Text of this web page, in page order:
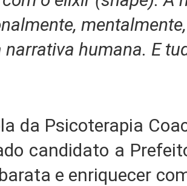
narrativa humana. E
da Psicoterapia
candidato a
e enriquecer